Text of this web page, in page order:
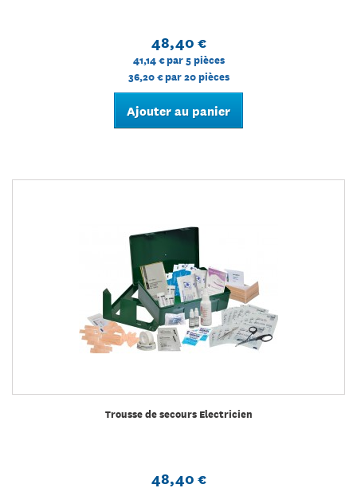
48,40 €
41,14 €par 5 pièces
36,20 €par 20 pièces
Ajouter au panier
Trousse de secours Electricien
48,40 €